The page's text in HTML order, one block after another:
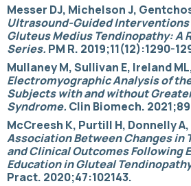
Messer DJ, Michelson J,
Ultrasound-Guided
Gluteus Medius Tendinopathy: A
Series. PM R. 2019;11(12):1290-
Mullaney M, Sullivan E, Ireland
Electromyographic Analysis of
Subjects with and without
Syndrome. Clin Biomech.
McCreesh K, Purtill H, Donnelly
Association Between Changes in
and Clinical Outcomes Following
Education in Gluteal
Pract. 2020;47:102143.